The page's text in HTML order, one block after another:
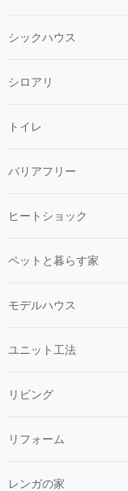
シックハウス
シロアリ
トイレ
バリアフリー
ヒートショック
ペットと暮らす家
モデルハウス
ユニット工法
リビング
リフォーム
レンガの家